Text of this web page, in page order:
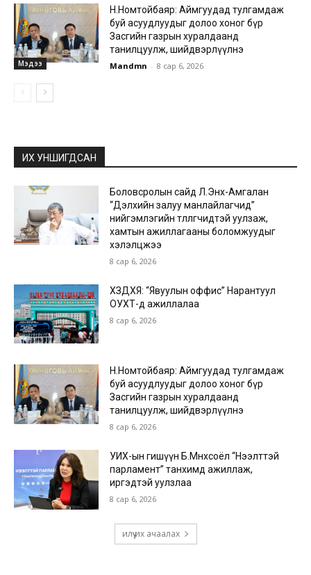
Мэдээ
Н.Номтойбаяр: Аймгуудад тулгамдаж
буй асуудлуудыг долоо хоног бүр
Засгийн газрын хуралдаанд
танилцуулж, шийдвэрлүүлнэ
Mandmn - 8 сар 6, 2026
ИХ УНШИГДСАН
Боловсролын сайд Л.Энх-Амгалан
“Дэлхийн залуу манлайлагчид”
нийгэмлэгийн төлөөлөгчидтэй уулзаж,
хамтын ажиллагааны боломжуудыг
хэлэлцжээ
8 сар 6, 2026
ХЗДХЯ: “Явуулын оффис” Нарантуул
ОУХТ-д ажиллалаа
8 сар 6, 2026
Н.Номтойбаяр: Аймгуудад тулгамдаж
буй асуудлуудыг долоо хоног бүр
Засгийн газрын хуралдаанд
танилцуулж, шийдвэрлүүлнэ
8 сар 6, 2026
УИХ-ын гишүүн Б.Мөнхсоёл “Нээлттэй
парламент” танхимд ажиллаж,
иргэдтэй уулзлаа
8 сар 6, 2026
илүү их ачаалах